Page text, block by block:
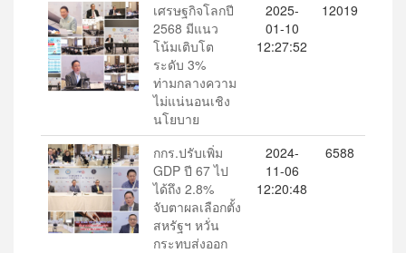
เศรษฐกิจโลกปี
2568 มีแนว
โน้มเติบโต
ระดับ 3%
ท่ามกลางความ
ไม่แน่นอนเชิง
นโยบาย
2025-
01-10
12:27:52
12019
กกร.ปรับเพิ่ม
GDP ปี 67 ไป
ได้ถึง 2.8%
จับตาผลเลือกตั้ง
สหรัฐฯ หวั่น
กระทบส่งออก
2024-
11-06
12:20:48
6588